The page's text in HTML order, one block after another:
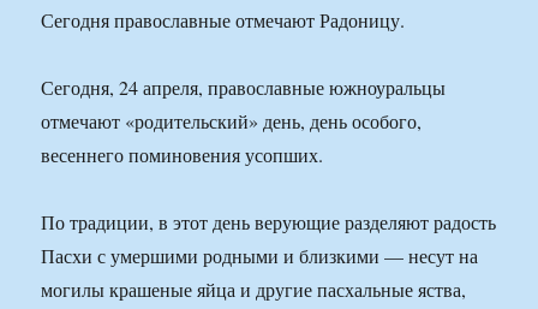
Сегодня православные отмечают Радоницу.
Сегодня, 24 апреля, православные южноуральцы
отмечают «родительский» день, день особого,
весеннего поминовения усопших.
По традиции, в этот день верующие разделяют радость
Пасхи с умершими родными и близкими — несут на
могилы крашеные яйца и другие пасхальные яства,